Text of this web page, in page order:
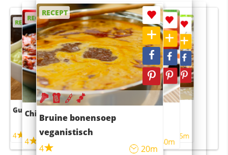
RECEPT
Guacamole
4
RECEPT
Chili con carne
4
RECEPT
Bruine bonensoep
veganistisch
4
20m
RECEPT
Sushi rijstsalade
maaltijdsalade
40m
RECEPT
4 55m